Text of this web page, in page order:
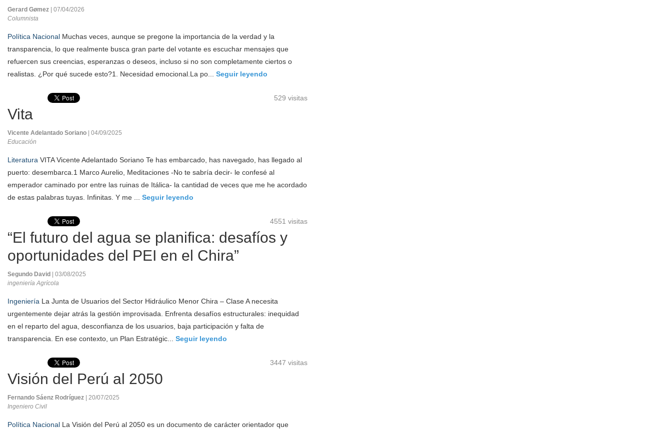
Gerard Gømez
| 07/04/2026
Columnista
Política Nacional Muchas veces, aunque se pregone la importancia de la verdad y la
transparencia, lo que realmente busca gran parte del votante es escuchar mensajes que
refuercen sus creencias, esperanzas o deseos, incluso si no son completamente ciertos o
realistas. ¿Por qué sucede esto?1. Necesidad emocional.La po... Seguir leyendo
529 visitas
Vita
Vicente Adelantado Soriano
| 04/09/2025
Educación
Literatura VITA Vicente Adelantado Soriano Te has embarcado, has navegado, has llegado al
puerto: desembarca.1 Marco Aurelio, Meditaciones -No te sabría decir- le confesé al
emperador caminado por entre las ruinas de Itálica- la cantidad de veces que me he acordado
de estas palabras tuyas. Infinitas. Y me ... Seguir leyendo
4551 visitas
“El futuro del agua se planifica: desafíos y
oportunidades del PEI en el Chira”
Segundo David
| 03/08/2025
ingeniería Agrícola
Ingeniería La Junta de Usuarios del Sector Hidráulico Menor Chira – Clase A necesita
urgentemente dejar atrás la gestión improvisada. Enfrenta desafíos estructurales: inequidad
en el reparto del agua, desconfianza de los usuarios, baja participación y falta de
transparencia. En ese contexto, un Plan Estratégic... Seguir leyendo
3447 visitas
Visión del Perú al 2050
Fernando Sáenz Rodríguez
| 20/07/2025
Ingeniero Civil
Política Nacional La Visión del Perú al 2050 es un documento de carácter orientador que